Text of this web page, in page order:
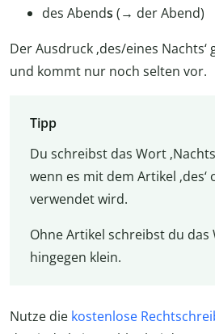
des Abends (→ der Abend)
Der Ausdruck ‚des/eines
und kommt nur noch selten vor.
Tipp
Du schreibst das Wort
wenn es mit dem Artikel ‚des‘
verwendet wird.
Ohne Artikel schreibst du das
hingegen klein.
Nutze die kostenlose